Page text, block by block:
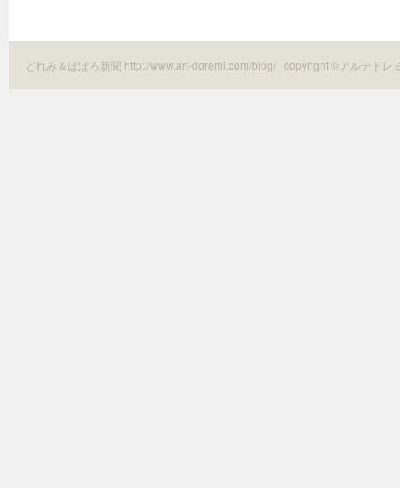
どれみ＆ぽぽろ新聞 http://www.art-doremi.com/blog/ copyright ©アルテドレ